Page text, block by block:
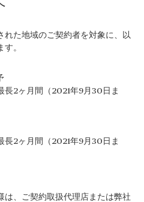
れた地域のご契約者を対象に、以
す。
猶予
2ヶ月間（2021年9月30日ま
予
2ヶ月間（2021年9月30日ま
は、ご契約取扱代理店または弊社